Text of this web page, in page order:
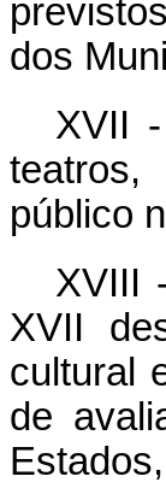
dos
XVII
público
XVIII
XVII
cultural
de